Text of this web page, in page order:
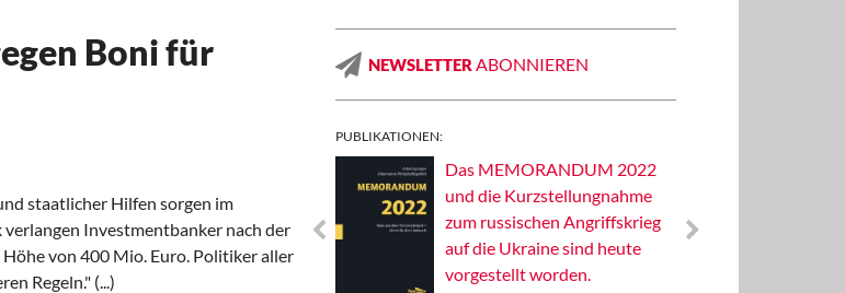
Boni für
staatlicher Hilfen sorgen im
Investmentbanker nach der
von 400 Mio. Euro. Politiker aller
Regeln." (...)
NEWSLETTER ABONNIEREN
PUBLIKATIONEN:
Mosaiklinke Perspektiven
Das MEMORANDUM 2022
und die Kurzstellungnahme
zum russischen Angriffskrieg
auf die Ukraine sind heute
vorgestellt worden.